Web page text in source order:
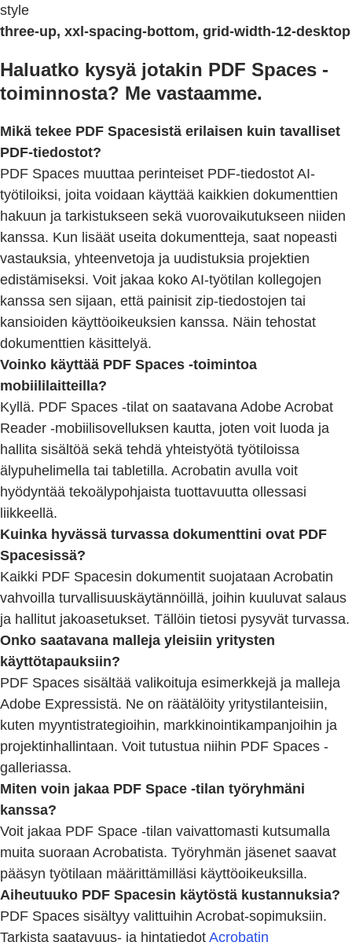
style
three-up, xxl-spacing-bottom, grid-width-12-desktop
Haluatko kysyä jotakin PDF Spaces -
toiminnosta? Me vastaamme.
Mikä tekee PDF Spacesistä erilaisen kuin tavalliset
PDF-tiedostot?
PDF Spaces muuttaa perinteiset PDF-tiedostot AI-
työtiloiksi, joita voidaan käyttää kaikkien dokumenttien
hakuun ja tarkistukseen sekä vuorovaikutukseen niiden
kanssa. Kun lisäät useita dokumentteja, saat nopeasti
vastauksia, yhteenvetoja ja uudistuksia projektien
edistämiseksi. Voit jakaa koko AI-työtilan kollegojen
kanssa sen sijaan, että painisit zip-tiedostojen tai
kansioiden käyttöoikeuksien kanssa. Näin tehostat
dokumenttien käsittelyä.
Voinko käyttää PDF Spaces -toimintoa
mobiililaitteilla?
Kyllä. PDF Spaces -tilat on saatavana Adobe Acrobat
Reader -mobiilisovelluksen kautta, joten voit luoda ja
hallita sisältöä sekä tehdä yhteistyötä työtiloissa
älypuhelimella tai tabletilla. Acrobatin avulla voit
hyödyntää tekoälypohjaista tuottavuutta ollessasi
liikkeellä.
Kuinka hyvässä turvassa dokumenttini ovat PDF
Spacesissä?
Kaikki PDF Spacesin dokumentit suojataan Acrobatin
vahvoilla turvallisuuskäytännöillä, joihin kuuluvat salaus
ja hallitut jakoasetukset. Tällöin tietosi pysyvät turvassa.
Onko saatavana malleja yleisiin yritysten
käyttötapauksiin?
PDF Spaces sisältää valikoituja esimerkkejä ja malleja
Adobe Expressistä. Ne on räätälöity yritystilanteisiin,
kuten myyntistrategioihin, markkinointikampanjoihin ja
projektinhallintaan. Voit tutustua niihin PDF Spaces -
galleriassa.
Miten voin jakaa PDF Space -tilan työryhmäni
kanssa?
Voit jakaa PDF Space -tilan vaivattomasti kutsumalla
muita suoraan Acrobatista. Työryhmän jäsenet saavat
pääsyn työtilaan määrittämilläsi käyttöoikeuksilla.
Aiheutuuko PDF Spacesin käytöstä kustannuksia?
PDF Spaces sisältyy valittuihin Acrobat-sopimuksiin.
Tarkista saatavuus- ja hintatiedot Acrobatin